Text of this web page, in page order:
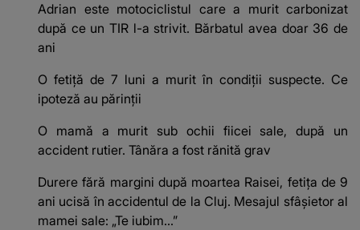
Adrian este motociclistul care a murit carbonizat
după ce un TIR l-a strivit. Bărbatul avea doar 36 de
ani
O fetiță de 7 luni a murit în condiții suspecte. Ce
ipoteză au părinții
O mamă a murit sub ochii fiicei sale, după un
accident rutier. Tânăra a fost rănită grav
Durere fără margini după moartea Raisei, fetița de 9
ani ucisă în accidentul de la Cluj. Mesajul sfâșietor al
mamei sale: „Te iubim…”